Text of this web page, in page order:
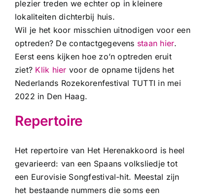
plezier treden we echter op in kleinere
lokaliteiten dichterbij huis.
Wil je het koor misschien uitnodigen voor een
optreden? De contactgegevens staan hier.
Eerst eens kijken hoe zo’n optreden eruit
ziet? Klik hier voor de opname tijdens het
Nederlands Rozekorenfestival TUTTI in mei
2022 in Den Haag.
Repertoire
Het repertoire van Het Herenakkoord is heel
gevarieerd: van een Spaans volksliedje tot
een Eurovisie Songfestival-hit. Meestal zijn
het bestaande nummers die soms een